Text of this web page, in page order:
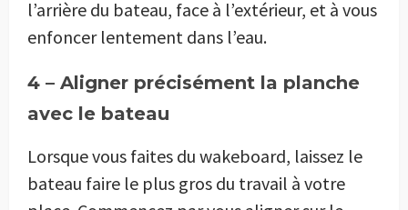
l’arrière du bateau, face à l’extérieur, et à vous
enfoncer lentement dans l’eau.
4 – Aligner précisément la planche
avec le bateau
Lorsque vous faites du wakeboard, laissez le
bateau faire le plus gros du travail à votre